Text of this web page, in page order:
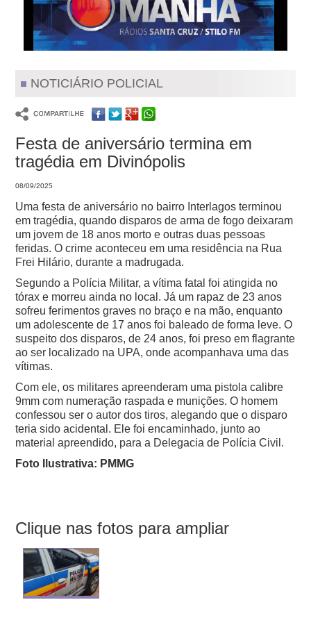
NOTICIÁRIO POLICIAL
Festa de aniversário termina em
tragédia em Divinópolis
08/09/2025
Uma festa de aniversário no bairro Interlagos terminou
em tragédia, quando disparos de arma de fogo deixaram
um jovem de 18 anos morto e outras duas pessoas
feridas. O crime aconteceu em uma residência na Rua
Frei Hilário, durante a madrugada.
Segundo a Polícia Militar, a vítima fatal foi atingida no
tórax e morreu ainda no local. Já um rapaz de 23 anos
sofreu ferimentos graves no braço e na mão, enquanto
um adolescente de 17 anos foi baleado de forma leve. O
suspeito dos disparos, de 24 anos, foi preso em flagrante
ao ser localizado na UPA, onde acompanhava uma das
vítimas.
Com ele, os militares apreenderam uma pistola calibre
9mm com numeração raspada e munições. O homem
confessou ser o autor dos tiros, alegando que o disparo
teria sido acidental. Ele foi encaminhado, junto ao
material apreendido, para a Delegacia de Polícia Civil.
Foto Ilustrativa: PMMG
Clique nas fotos para ampliar